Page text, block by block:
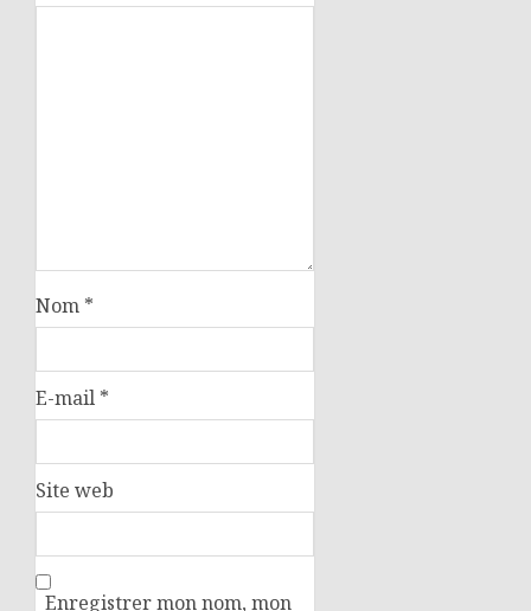
Nom *
E-mail *
Site web
Enregistrer mon nom, mon